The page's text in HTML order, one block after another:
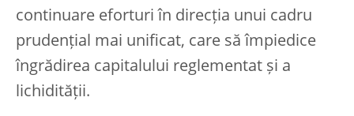
continuare eforturi în direcția unui cadru
prudențial mai unificat, care să împiedice
îngrădirea capitalului reglementat și a
lichidității.